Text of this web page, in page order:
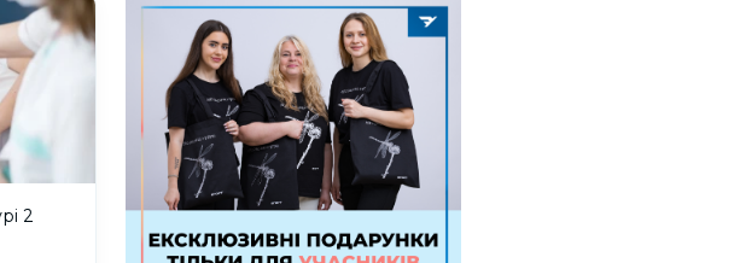
2